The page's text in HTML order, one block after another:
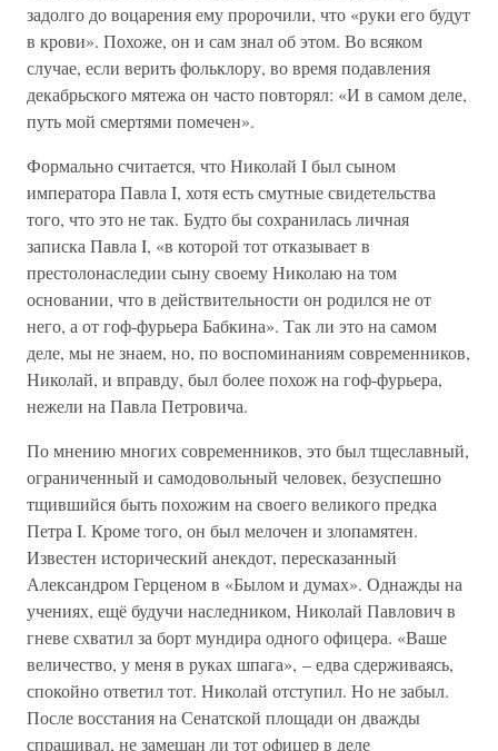
задолго до воцарения ему пророчили, что «руки его будут
в крови». Похоже, он и сам знал об этом. Во всяком
случае, если верить фольклору, во время подавления
декабрьского мятежа он часто повторял: «И в самом деле,
путь мой смертями помечен».
Формально считается, что Николай I был сыном
императора Павла I, хотя есть смутные свидетельства
того, что это не так. Будто бы сохранилась личная
записка Павла I, «в которой тот отказывает в
престолонаследии сыну своему Николаю на том
основании, что в действительности он родился не от
него, а от гоф-фурьера Бабкина». Так ли это на самом
деле, мы не знаем, но, по воспоминаниям современников,
Николай, и вправду, был более похож на гоф-фурьера,
нежели на Павла Петровича.
По мнению многих современников, это был тщеславный,
ограниченный и самодовольный человек, безуспешно
тщившийся быть похожим на своего великого предка
Петра I. Кроме того, он был мелочен и злопамятен.
Известен исторический анекдот, пересказанный
Александром Герценом в «Былом и думах». Однажды на
учениях, ещё будучи наследником, Николай Павлович в
гневе схватил за борт мундира одного офицера. «Ваше
величество, у меня в руках шпага», – едва сдерживаясь,
спокойно ответил тот. Николай отступил. Но не забыл.
После восстания на Сенатской площади он дважды
спрашивал, не замешан ли тот офицер в деле